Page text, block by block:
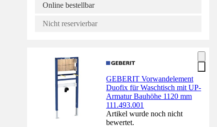
Online bestellbar
Nicht reservierbar
GEBERIT Vorwandelement
Duofix für Waschtisch mit UP-
Armatur Bauhöhe 1120 mm
111.493.001
Artikel wurde noch nicht
bewertet.